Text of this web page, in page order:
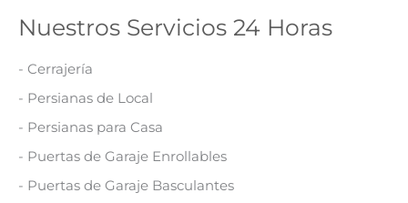
Nuestros Servicios 24 Horas
- Cerrajería
- Persianas de Local
- Persianas para Casa
- Puertas de Garaje Enrollables
- Puertas de Garaje Basculantes